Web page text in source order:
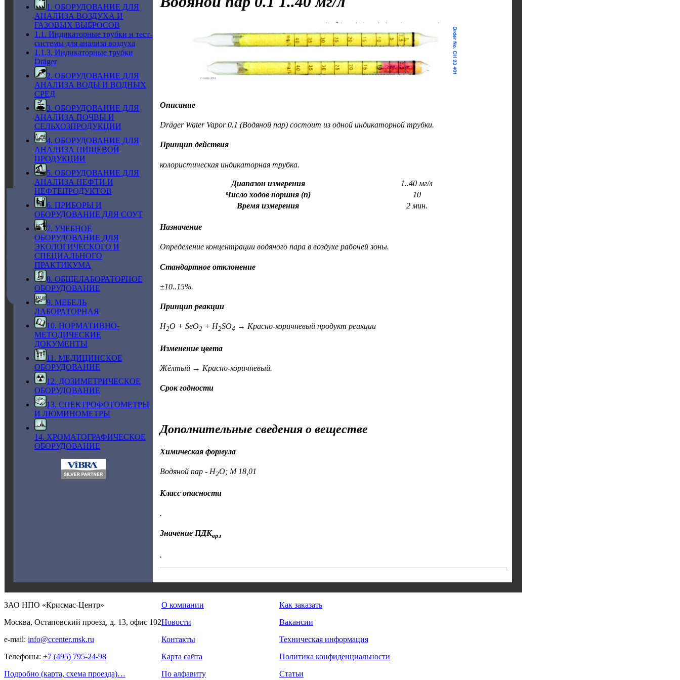
1. ОБОРУДОВАНИЕ ДЛЯ
АНАЛИЗА ВОЗДУХА И
ГАЗОВЫХ ВЫБРОСОВ
1.1. Индикаторные трубки и тест-
системы для анализа воздуха
1.1.3. Индикаторные трубки
Dräger
2. ОБОРУДОВАНИЕ ДЛЯ
АНАЛИЗА ВОДЫ И ВОДНЫХ
СРЕД
3. ОБОРУДОВАНИЕ ДЛЯ
АНАЛИЗА ПОЧВЫ И
СЕЛЬХОЗПРОДУКЦИИ
4. ОБОРУДОВАНИЕ ДЛЯ
АНАЛИЗА ПИЩЕВОЙ
ПРОДУКЦИИ
5. ОБОРУДОВАНИЕ ДЛЯ
АНАЛИЗА НЕФТИ И
НЕФТЕПРОДУКТОВ
6. ПРИБОРЫ И
ОБОРУДОВАНИЕ ДЛЯ СОУТ
7. УЧЕБНОЕ
ОБОРУДОВАНИЕ ДЛЯ
ЭКОЛОГИЧЕСКОГО И
СПЕЦИАЛЬНОГО
ПРАКТИКУМА
8. ОБЩЕЛАБОРАТОРНОЕ
ОБОРУДОВАНИЕ
9. МЕБЕЛЬ
ЛАБОРАТОРНАЯ
10. НОРМАТИВНО-
МЕТОДИЧЕСКИЕ
ДОКУМЕНТЫ
11. МЕДИЦИНСКОЕ
ОБОРУДОВАНИЕ
12. ДОЗИМЕТРИЧЕСКОЕ
ОБОРУДОВАНИЕ
13. СПЕКТРОФОТОМЕТРЫ
И ЛЮМИНОМЕТРЫ
14. ХРОМАТОГРАФИЧЕСКОЕ
ОБОРУДОВАНИЕ
Описание
Dräger Water Vapor 0.1 (Водяной пар) состоит из одной индикаторной трубки.
Принцип действия
колористическая индикаторная трубка.
Диапазон измерения
1..40 мг/л
Число ходов поршня (n)
10
Время измерения
2 мин.
Назначение
Определение концентрации водяного пара в воздухе рабочей зоны.
Стандартное отклонение
±10..15%.
Принцип реакции
H2O + SeO2 + H2SO4 → Красно-коричневый продукт реакции
Изменение цвета
Жёлтый → Красно-коричневый.
Срок годности
Дополнительные сведения о веществе
Химическая формула
Водяной пар - H2O; M 18,01
Класс опасности
.
Значение ПДКврз
.
ЗАО НПО «Крисмас-Центр»
Москва, Остаповский проезд, д. 13, офис 102
e-mail: info@ccenter.msk.ru
Телефоны: +7 (495) 795-24-98
Подробно (карта, схема проезда)…
О компании
Новости
Контакты
Карта сайта
По алфавиту
Как заказать
Вакансии
Техническая информация
Политика конфиденциальности
Статьи